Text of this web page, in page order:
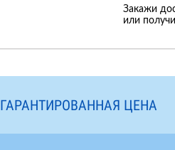
Закажи
или
ГАРАНТИРОВАННАЯ ЦЕНА